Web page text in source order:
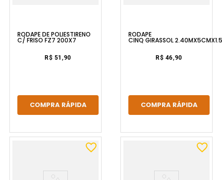
RODAPÉ DE POLIESTIRENO
C/ FRISO FZ7 200X7
R$ 51,90
COMPRA RÁPIDA
RODAPE
CINQ GIRASSOL
FLOOREST
R$ 46,90
COMPRA RÁPIDA